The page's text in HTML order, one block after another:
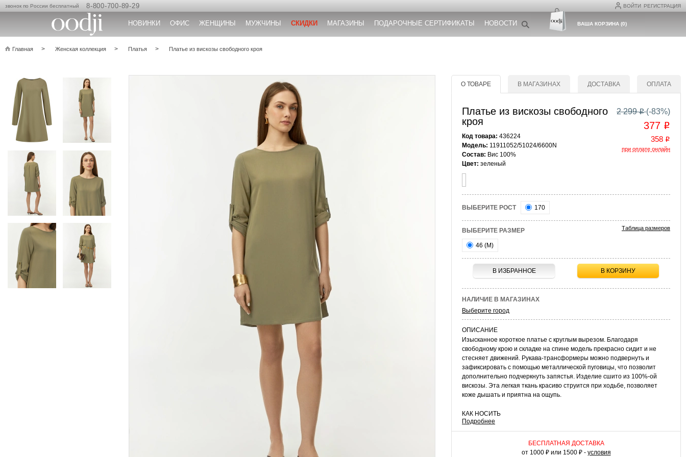
ВОЙТИ РЕГИСТРАЦИЯ
звонок по России бесплатный 8-800-700-89-29
НОВИНКИ ОФИС ЖЕНЩИНЫ МУЖЧИНЫ СКИДКИ МАГАЗИНЫ ПОДАРОЧНЫЕ СЕРТИФИКАТЫ НОВОСТИ ВАША КОРЗИНА(0)
Главная Женская коллекция Платья Платье из вискозы свободного кроя
О ТОВАРЕ В МАГАЗИНАХ ДОСТАВКА ОПЛАТА
Платье из вискозы свободного
кроя
Код товара: 436224
Модель: 11911052/51024/6600N
Состав: Вис 100%
Цвет: зеленый
2 299o (-83%)
377 o
358 o
при оплате онлайн
ВЫБЕРИТЕ РОСТ 170
ВЫБЕРИТЕ РАЗМЕР Таблица размеров
46 (M)
В ИЗБРАННОЕ В КОРЗИНУ
НАЛИЧИЕ В МАГАЗИНАХ
Выберите город
ОПИСАНИЕ
Изысканное короткое платье с круглым вырезом. Благодаря
свободному крою и складке на спине модель прекрасно сидит и не
стесняет движений. Рукава-трансформеры можно подвернуть и
зафиксировать с помощью металлической пуговицы, что позволит
дополнительно подчеркнуть запястья. Изделие сшито из 100%-ой
вискозы. Эта легкая ткань красиво струится при ходьбе, позволяет
коже дышать и приятна на ощупь.
КАК НОСИТЬ
Это лаконичное платье станет прекрасным выбором для вашего
праздничного гардероба. Чтобы составить утонченный комплект для
похода в театр или для романтического свидания, достаточно
подобрать к нему босоножки на каблуках, сумку-клатч и украшения.
Подробнее
БЕСПЛАТНАЯ ДОСТАВКА
от 1000 ₽ или 1500 ₽ - условия